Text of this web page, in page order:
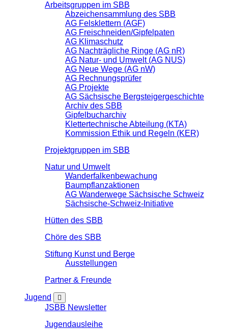
Arbeitsgruppen im SBB
Abzeichensammlung des SBB
AG Felsklettern (AGF)
AG Freischneiden/Gipfelpaten
AG Klimaschutz
AG Nachträgliche Ringe (AG nR)
AG Natur- und Umwelt (AG NUS)
AG Neue Wege (AG nW)
AG Rechnungsprüfer
AG Projekte
AG Sächsische Bergsteigergeschichte
Archiv des SBB
Gipfelbucharchiv
Klettertechnische Abteilung (KTA)
Kommission Ethik und Regeln (KER)
Projektgruppen im SBB
Natur und Umwelt
Wanderfalkenbewachung
Baumpflanzaktionen
AG Wanderwege Sächsische Schweiz
Sächsische-Schweiz-Initiative
Hütten des SBB
Chöre des SBB
Stiftung Kunst und Berge
Ausstellungen
Partner & Freunde
Jugend
JSBB Newsletter
Jugendausleihe